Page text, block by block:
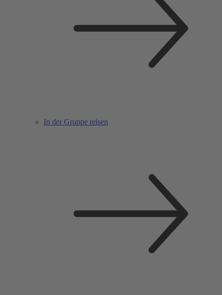
In der Gruppe reisen